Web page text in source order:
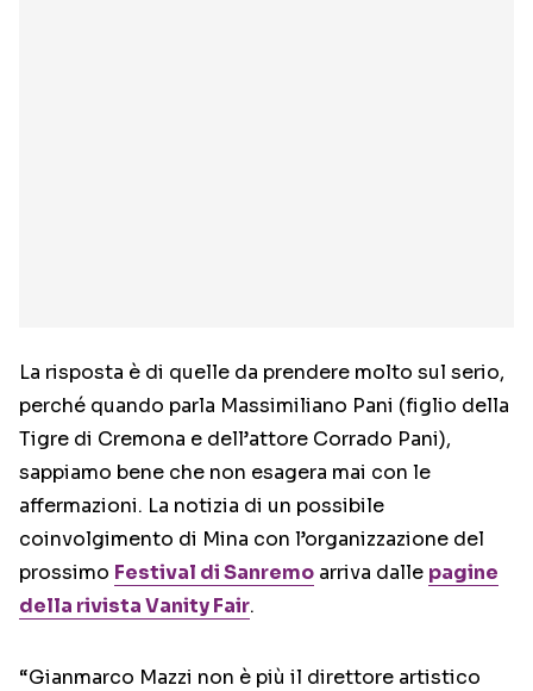
La risposta è di quelle da prendere molto sul serio,
perché quando parla Massimiliano Pani (figlio della
Tigre di Cremona e dell’attore Corrado Pani),
sappiamo bene che non esagera mai con le
affermazioni. La notizia di un possibile
coinvolgimento di Mina con l’organizzazione del
prossimo Festival di Sanremo arriva dalle pagine
della rivista Vanity Fair.
“Gianmarco Mazzi non è più il direttore artistico